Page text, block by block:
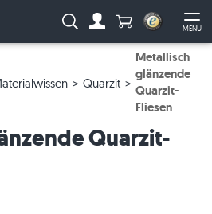
MENU
Suche: Anzahl
Quarzit
Metallisch
glänzende
Quarzit-
Fliesen
Quarzit-